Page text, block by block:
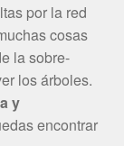
por la red
cosas
la sobre-
los árboles.
y
encontrar